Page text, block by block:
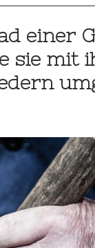
einer
sie mit